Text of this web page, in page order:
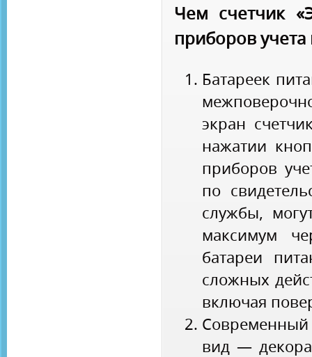
Чем счетчик
приборов учета
Батареек
экран
нажатии
приборов
по
службы,
максимум
батареи
сложных
включая
вид —